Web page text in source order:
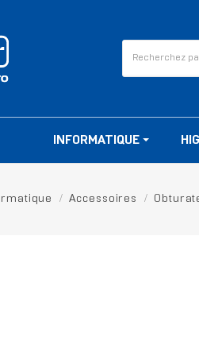
INFORMATIQUE
Accessoires